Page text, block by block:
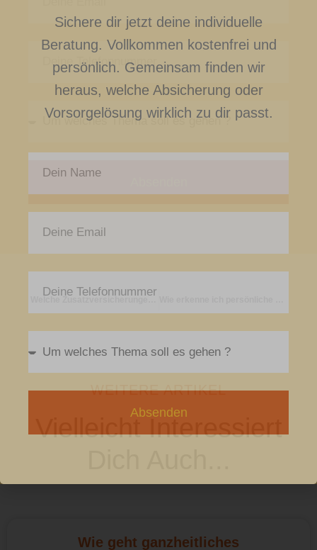
WEITERE ARTIKEL
Vielleicht Interessiert
Wie geht ganzheitliches
Sichere dir jetzt deine individuelle
Beratung. Vollkommen kostenfrei und
persönlich. Gemeinsam finden wir
heraus, welche Absicherung oder
Vorsorgelösung wirklich zu dir passt.
Absenden